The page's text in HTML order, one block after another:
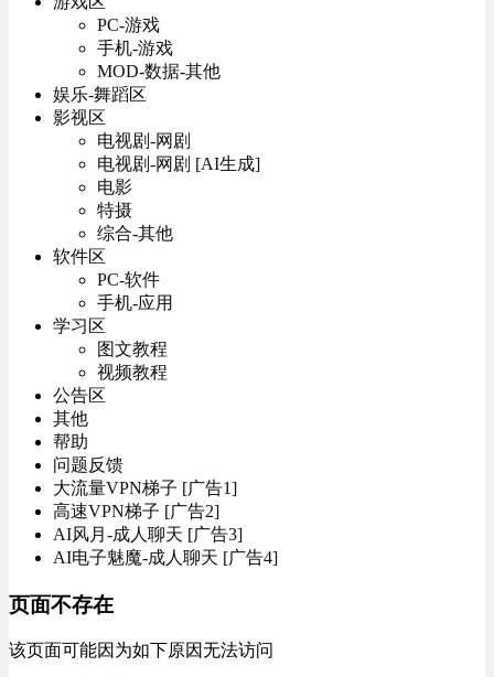
PC-游戏
手机-游戏
MOD-数据-其他
娱乐-舞蹈区
影视区
电视剧-网剧
电视剧-网剧 [AI生成]
电影
特摄
综合-其他
软件区
PC-软件
手机-应用
学习区
图文教程
视频教程
公告区
其他
帮助
问题反馈
大流量VPN梯子 [广告1]
高速VPN梯子 [广告2]
AI风月-成人聊天 [广告3]
AI电子魅魔-成人聊天 [广告4]
页面不存在
该页面可能因为如下原因无法访问